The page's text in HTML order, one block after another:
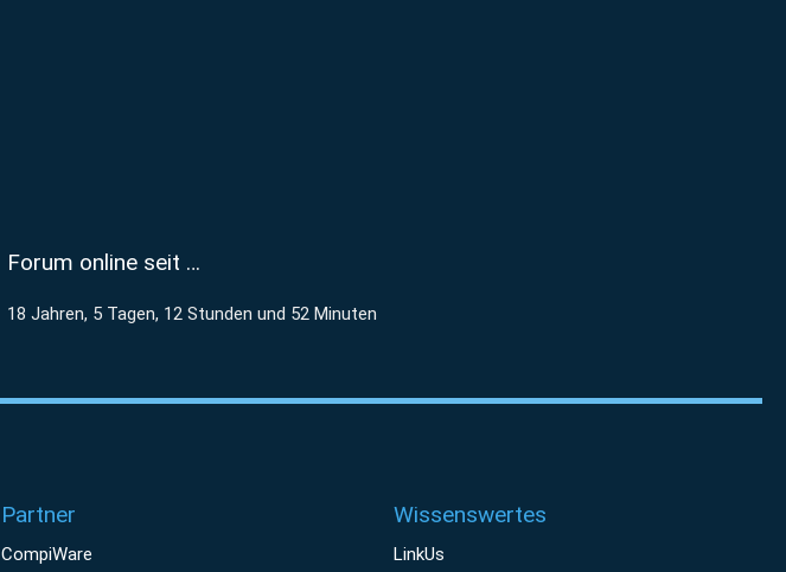
Forum online seit …
18 Jahren, 5 Tagen, 12 Stunden und 52 Minuten
Partner
CompiWare
Wissenswertes
LinkUs